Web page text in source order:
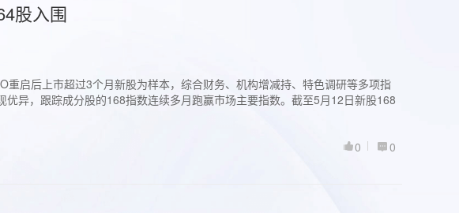
股入围
启后上市超过3个月新股为样本，综合财务、机构增减持、特色调研等多项指
异，跟踪成分股的168指数连续多月跑赢市场主要指数。截至5月12日新股168
0
0